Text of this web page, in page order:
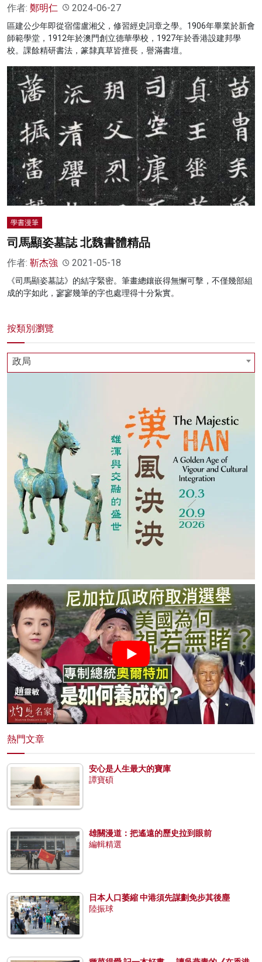
作者: 鄭明仁 2024-06-27
區建公少年即從宿儒盧湘父，修習經史詞章之學。1906年畢業於新會
師範學堂，1912年於澳門創立德華學校，1927年於香港設建邦學
校。課餘精研書法，篆隸真草皆擅長，譽滿書壇。
學書漫筆
司馬顯姿墓誌 北魏書體精品
作者: 靳杰強 2021-05-18
《司馬顯姿墓誌》的結字緊密。筆畫總鑲嵌得無懈可擊，不僅幾部組
成的字如此，寥寥幾筆的字也處理得十分紥實。
按類別瀏覽
政局
熱門文章
安心是人生最大的寶庫
譚寶碩
雄關漫道：把遙遠的歷史拉到眼前
編輯精選
日本人口萎縮 中港須先謀劃免步其後塵
陸振球